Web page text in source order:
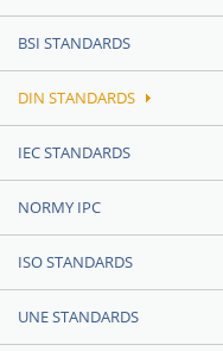
BSI STANDARDS
DIN STANDARDS
IEC STANDARDS
NORMY IPC
ISO STANDARDS
UNE STANDARDS